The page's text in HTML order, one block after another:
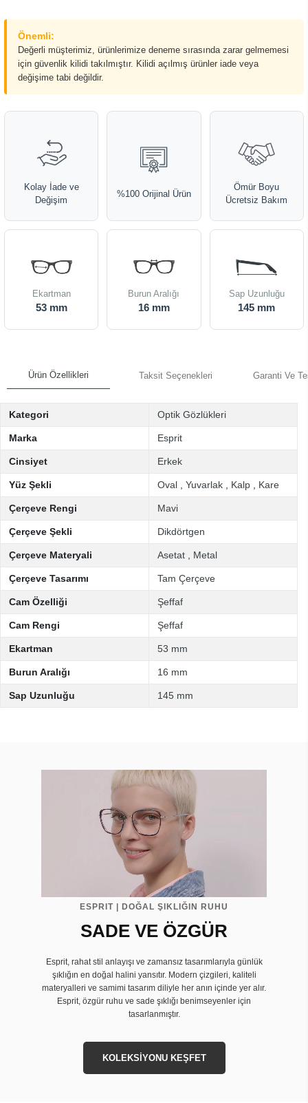
Önemli:
Değerli müşterimiz, ürünlerimize deneme sırasında zarar gelmemesi
için güvenlik kilidi takılmıştır. Kilidi açılmış ürünler iade veya
değişime tabi değildir.
Kolay İade ve
Değişim
%100 Orijinal Ürün
Ömür Boyu
Ücretsiz Bakım
Ekartman
53 mm
Burun Aralığı
16 mm
Sap Uzunluğu
145 mm
Ürün Özellikleri Taksit Seçenekleri Garanti Ve
Kategori Optik Gözlükleri
Marka Esprit
Cinsiyet Erkek
Yüz Şekli Oval Yuvarlak Kalp Kare
Çerçeve Rengi Mavi
Çerçeve Şekli Dikdörtgen
Çerçeve Materyali Asetat Metal
Çerçeve Tasarımı Tam Çerçeve
Cam Özelliği Şeffaf
Cam Rengi Şeffaf
Ekartman 53 mm
Burun Aralığı 16 mm
Sap Uzunluğu 145 mm
ESPRIT | DOĞAL ŞIKLIĞIN RUHU
SADE VE ÖZGÜR
Esprit, rahat stil anlayışı ve zamansız tasarımlarıyla günlük
şıklığın en doğal halini yansıtır. Modern çizgileri, kaliteli
materyalleri ve samimi tasarım diliyle her anın içinde yer alır.
Esprit, özgür ruhu ve sade şıklığı benimseyenler için
tasarlanmıştır.
KOLEKSİYONU KEŞFET